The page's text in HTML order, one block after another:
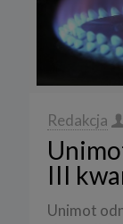
Redakcja
III
Unimot